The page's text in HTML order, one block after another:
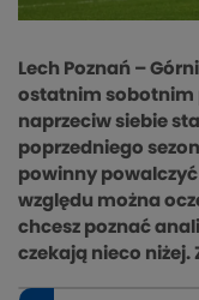
Lech Poznań –
ostatnim sobotnim
naprzeciw siebie
poprzedniego
powinny powalczyć
względu można
chcesz poznać
czekają nieco niżej.